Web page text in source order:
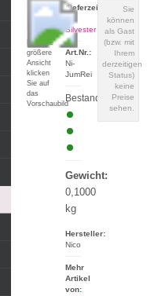
Für eine
größere
Ansicht
klicken
Sie auf
das
Vorschaubild
Sie
können
als Gast
(bzw. mit
Ihrem
derzeitigen
Status)
keine
Preise
sehen.
Lieferzeit:
zu
Silvester
Art.Nr.:
Ni-
JumRei
Bestand:
Gewicht:
0,1000
kg
Hersteller:
Nico
Mehr
Artikel
von: